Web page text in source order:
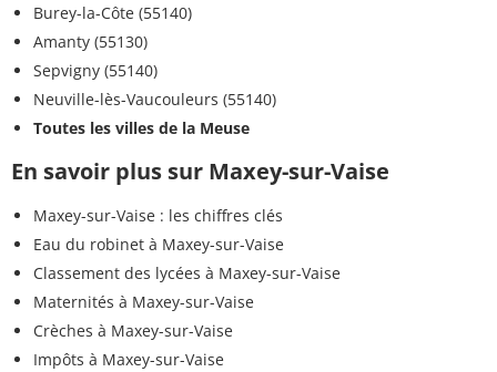
Burey-la-Côte (55140)
Amanty (55130)
Sepvigny (55140)
Neuville-lès-Vaucouleurs (55140)
Toutes les villes de la Meuse
En savoir plus sur Maxey-sur-Vaise
Maxey-sur-Vaise : les chiffres clés
Eau du robinet à Maxey-sur-Vaise
Classement des lycées à Maxey-sur-Vaise
Maternités à Maxey-sur-Vaise
Crèches à Maxey-sur-Vaise
Impôts à Maxey-sur-Vaise